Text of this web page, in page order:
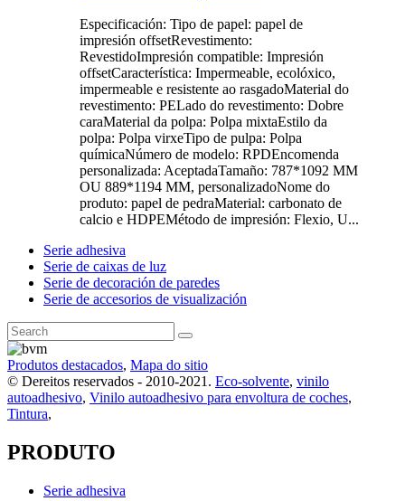
Especificación: Tipo de papel: papel de
impresión offsetRevestimento:
RevestidoImpresión compatible: Impresión
offsetCaracterística: Impermeable, ecolóxico,
impermeable e resistente ao rasgadoMaterial do
revestimento: PELado do revestimento: Dobre
caraMaterial da polpa: Polpa mixtaEstilo da
polpa: Polpa virxeTipo de pulpa: Polpa
químicaNúmero de modelo: RPDEncomenda
personalizada: AceptadaTamaño: 787*1092 MM
OU 889*1194 MM, personalizadoNome do
produto: papel de pedraMaterial: carbonato de
calcio e HDPEMétodo de impresión: Flexio, U...
Serie adhesiva
Serie de caixas de luz
Serie de decoración de paredes
Serie de accesorios de visualización
Produtos destacados, Mapa do sitio
© Dereitos reservados - 2010-2021. Eco-solvente, vinilo
autoadhesivo, Vinilo autoadhesivo para envoltura de coches,
Tintura,
PRODUTO
Serie adhesiva